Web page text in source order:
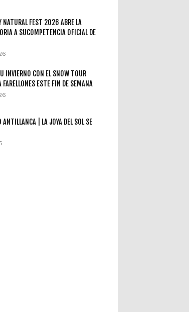
NATURAL FEST 2026 ABRE LA
A SUCOMPETENCIA OFICIAL DE
INVIERNO CON EL SNOW TOUR
FARELLONES ESTE FIN DE SEMANA
ANTILLANCA | LA JOYA DEL SOL SE